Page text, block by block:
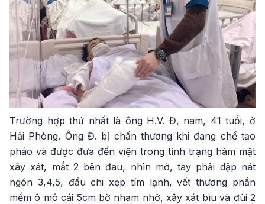
Trường hợp thứ nhất là ông H.V. Đ, nam, 41 tuổi, ở
Hải Phòng. Ông Đ. bị chấn thương khi đang chế tạo
pháo và được đưa đến viện trong tình trạng hàm mặt
xây xát, mắt 2 bên đau, nhìn mờ, tay phải dập nát
ngón 3,4,5, đầu chi xẹp tím lạnh, vết thương phần
mềm ô mô cái 5cm bờ nham nhở, xây xát bìu và đùi 2